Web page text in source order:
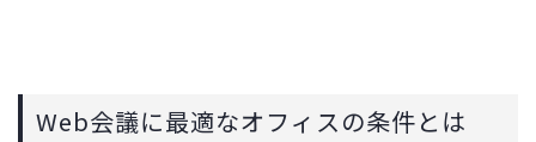
Web会議に最適なオフィスの条件とは